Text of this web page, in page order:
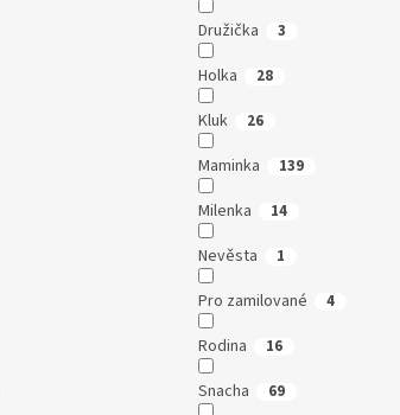
Družička 3
Holka 28
Kluk 26
Maminka 139
Milenka 14
Nevěsta 1
Pro zamilované 4
Rodina 16
Snacha 69